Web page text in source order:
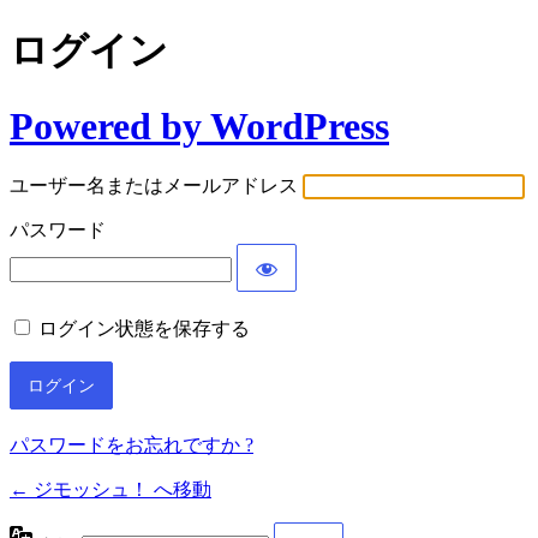
ログイン
Powered by WordPress
ユーザー名またはメールアドレス
パスワード
ログイン状態を保存する
パスワードをお忘れですか ?
← ジモッシュ！ へ移動